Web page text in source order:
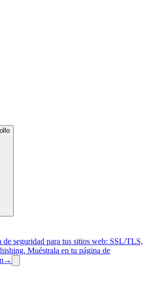
de seguridad para tus sitios web: SSL/TLS,
Muéstrala en tu página de
→